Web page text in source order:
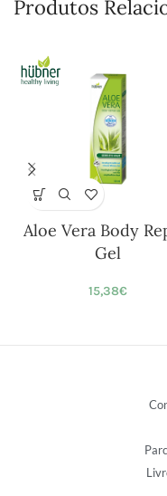
Produtos
Aloe Vera Body
Gel
15,38€